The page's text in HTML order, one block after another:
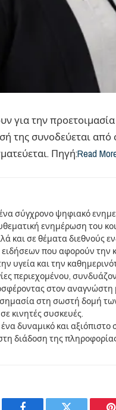
για την
της συνοδεύεται από
Πηγή:Read
σύγχρονο ψηφιακό
ενημέρωση του
και σε θέματα διεθνούς
που αφορούν την
υγεία και την
περιεχομένου,
στον
στη σωστή δομή
κινητές συσκευές.
ένα δυναμικό και
διάδοση της